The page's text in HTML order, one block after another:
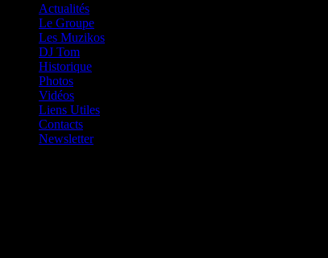
Actualités
Le Groupe
Les Muzikos
DJ Tom
Historique
Photos
Vidéos
Liens Utiles
Contacts
Newsletter